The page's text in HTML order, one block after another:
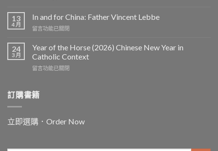
13
4 月
In and for China: Father Vincent Lebbe
在
and
China:
Father
中
留言功能已關閉
24
3 月
Year of the Horse (2026) Chinese New Year in
Catholic Context
在
the
Horse
Chinese
New
留言功能已關閉
訂購書籍
立即選購．Order Now